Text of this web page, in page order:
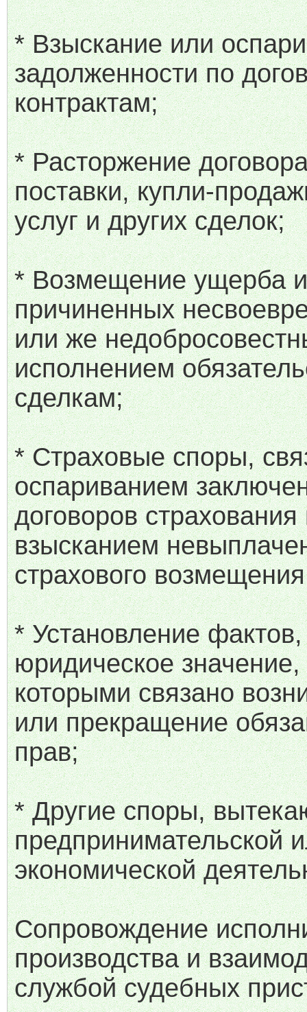
* Взыскание или
задолженности по
контрактам;
* Расторжение
поставки, купли-
услуг и других сделок;
* Возмещение ущерба
причиненных
или же
исполнением
сделкам;
* Страховые споры,
оспариванием
договоров
взысканием
страхового
* Установление
юридическое значение,
которыми связано
или прекращение
прав;
* Другие споры,
предпринимательской
экономической
Сопровождение
производства и
службой судебных